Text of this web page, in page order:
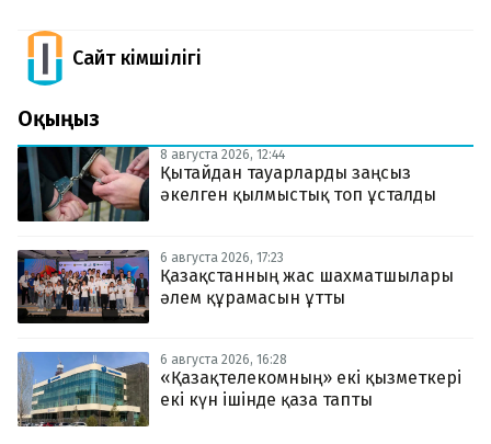
Сайт Әкімшілігі
Оқыңыз
8 августа 2026, 12:44
Қытайдан тауарларды заңсыз
әкелген қылмыстық топ ұсталды
6 августа 2026, 17:23
Қазақстанның жас шахматшылары
әлем құрамасын ұтты
6 августа 2026, 16:28
«Қазақтелекомның» екі қызметкері
екі күн ішінде қаза тапты